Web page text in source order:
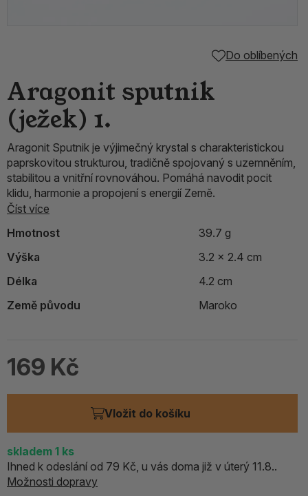
Do oblíbených
Aragonit sputnik
(ježek) 1.
Aragonit Sputnik je výjimečný krystal s charakteristickou
paprskovitou strukturou, tradičně spojovaný s uzemněním,
stabilitou a vnitřní rovnováhou. Pomáhá navodit pocit
klidu, harmonie a propojení s energií Země.
Číst více
Hmotnost
39.7 g
Výška
3.2 x 2.4 cm
Délka
4.2 cm
Země původu
Maroko
169 Kč
Vložit do košíku
skladem 1 ks
Ihned k odeslání od 79 Kč, u vás doma již v úterý 11.8..
Možnosti dopravy